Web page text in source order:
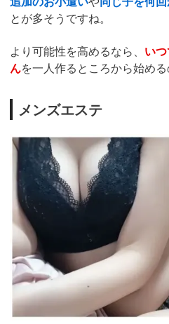
とが多そうですね。
より可能性を高めるなら、 い
んを一人作るところから始める
メンズエステ